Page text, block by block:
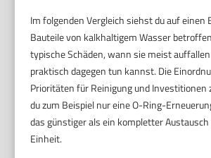
Im folgenden Vergleich siehst du auf einen
Bauteile von kalkhaltigem Wasser
typische Schäden, wann sie meist
praktisch dagegen tun kannst. Die
Prioritäten für Reinigung und Investitionen
du zum Beispiel nur eine O-Ring-
das günstiger als ein kompletter
Einheit.